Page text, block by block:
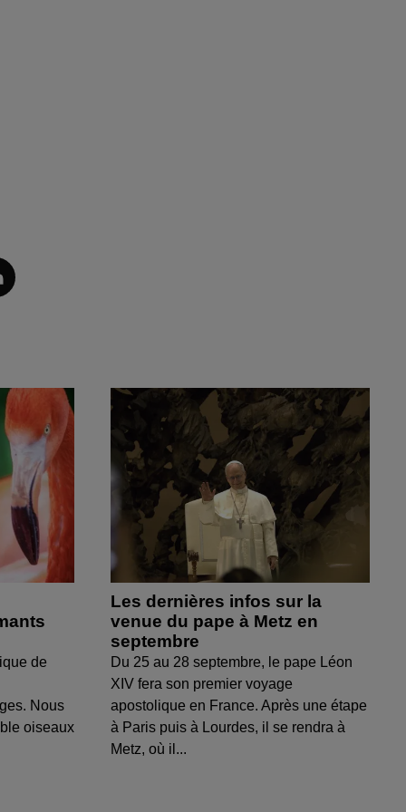
de
Nous
oiseaux
Les dernières infos sur la
venue du pape à Metz en
septembre
Du 25 au 28 septembre, le pape Léon
XIV fera son premier voyage
apostolique en France. Après une étape
à Paris puis à Lourdes, il se rendra à
Metz, où il...